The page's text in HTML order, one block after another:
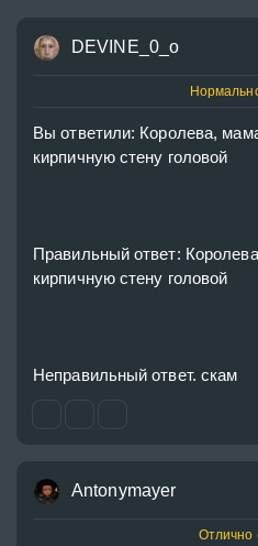
DEVINE_0_o
Вы ответили: Королева,
кирпичную стену головой
Правильный ответ:
кирпичную стену головой
Неправильный ответ. скам
Antonymayer
Отлично